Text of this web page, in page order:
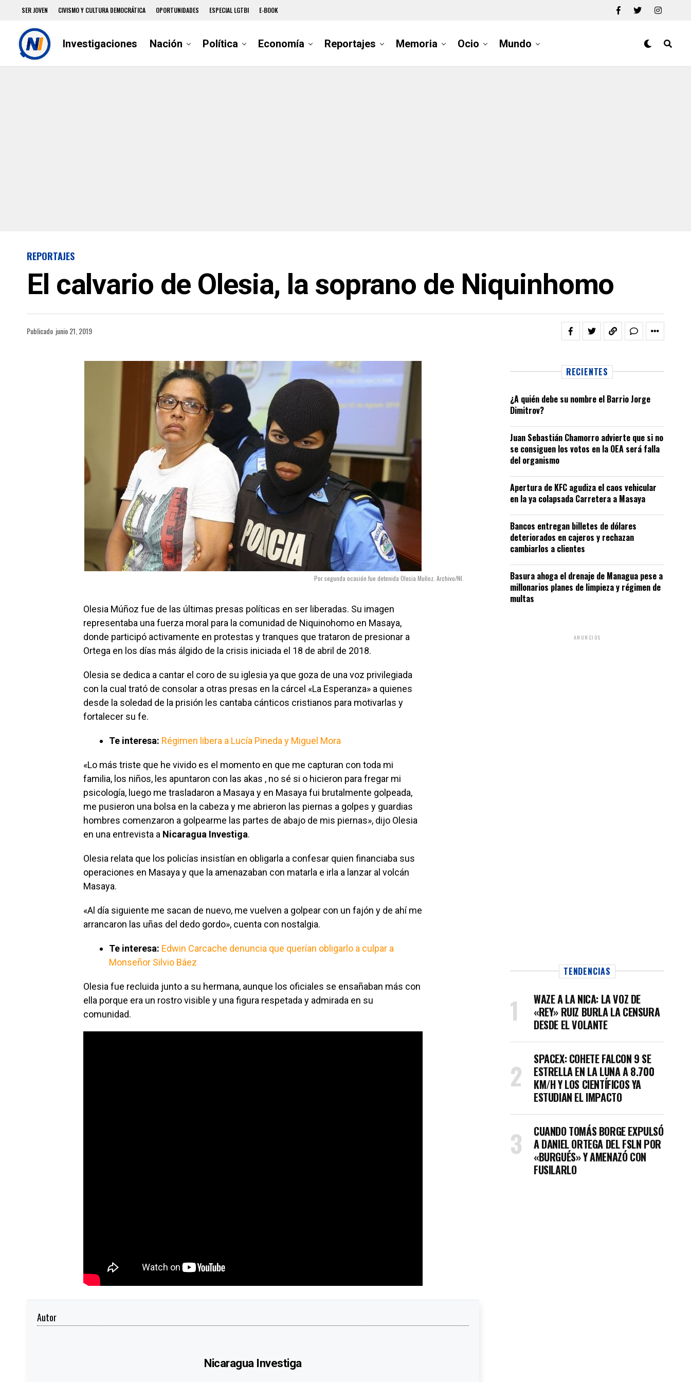
SER JOVEN CIVISMO Y CULTURA DEMOCRÁTICA OPORTUNIDADES ESPECIAL LGTBI E-BOOK
Investigaciones Nación Política Economía Reportajes Memoria Ocio Mundo
REPORTAJES
El calvario de Olesia, la soprano de Niquinhomo
Publicado junio 21, 2019
Por segunda ocasión fue detenida Olesia Muñoz. Archivo/NI.
Olesia Múñoz fue de las últimas presas políticas en ser liberadas. Su imagen
representaba una fuerza moral para la comunidad de Niquinohomo en Masaya,
donde participó activamente en protestas y tranques que trataron de presionar a
Ortega en los días más álgido de la crisis iniciada el 18 de abril de 2018.
Olesia se dedica a cantar el coro de su iglesia ya que goza de una voz privilegiada
con la cual trató de consolar a otras presas en la cárcel «La Esperanza» a quienes
desde la soledad de la prisión les cantaba cánticos cristianos para motivarlas y
fortalecer su fe.
Te interesa: Régimen libera a Lucía Pineda y Miguel Mora
«Lo más triste que he vivido es el momento en que me capturan con toda mi
familia, los niños, les apuntaron con las akas , no sé si o hicieron para fregar mi
psicología, luego me trasladaron a Masaya y en Masaya fui brutalmente golpeada,
me pusieron una bolsa en la cabeza y me abrieron las piernas a golpes y guardias
hombres comenzaron a golpearme las partes de abajo de mis piernas», dijo Olesia
en una entrevista a Nicaragua Investiga.
Olesia relata que los policías insistían en obligarla a confesar quien financiaba sus
operaciones en Masaya y que la amenazaban con matarla e irla a lanzar al volcán
Masaya.
«Al día siguiente me sacan de nuevo, me vuelven a golpear con un fajón y de ahí me
arrancaron las uñas del dedo gordo», cuenta con nostalgia.
Te interesa: Edwin Carcache denuncia que querían obligarlo a culpar a
Monseñor Silvio Báez
Olesia fue recluida junto a su hermana, aunque los oficiales se ensañaban más con
ella porque era un rostro visible y una figura respetada y admirada en su
comunidad.
Autor
Nicaragua Investiga
RECIENTES
¿A quién debe su nombre el Barrio Jorge
Dimitrov?
Juan Sebastián Chamorro advierte que si no
se consiguen los votos en la OEA será falla
del organismo
Apertura de KFC agudiza el caos vehicular
en la ya colapsada Carretera a Masaya
Bancos entregan billetes de dólares
deteriorados en cajeros y rechazan
cambiarlos a clientes
Basura ahoga el drenaje de Managua pese a
millonarios planes de limpieza y régimen de
multas
ANUNCIOS
TENDENCIAS
WAZE A LA NICA: LA VOZ DE
«REY» RUIZ BURLA LA CENSURA
DESDE EL VOLANTE
SPACEX: COHETE FALCON 9 SE
ESTRELLA EN LA LUNA A 8.700
KM/H Y LOS CIENTÍFICOS YA
ESTUDIAN EL IMPACTO
CUANDO TOMÁS BORGE EXPULSÓ
A DANIEL ORTEGA DEL FSLN POR
«BURGUÉS» Y AMENAZÓ CON
FUSILARLO